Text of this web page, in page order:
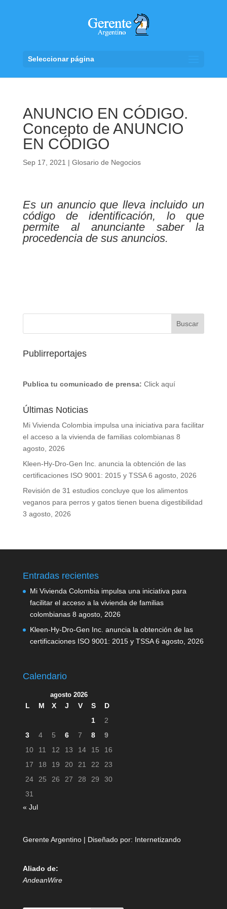
Seleccionar página
ANUNCIO EN CÓDIGO.
Concepto de ANUNCIO
EN CÓDIGO
Sep 17, 2021 | Glosario de Negocios
Es un anuncio que lleva incluido un
código de identificación, lo que
permite al anunciante saber la
procedencia de sus anuncios.
Publirreportajes
Publica tu comunicado de prensa: Click aquí
Últimas Noticias
Mi Vivienda Colombia impulsa una iniciativa para facilitar
el acceso a la vivienda de familias colombianas 8
agosto, 2026
Kleen-Hy-Dro-Gen Inc. anuncia la obtención de las
certificaciones ISO 9001: 2015 y TSSA 6 agosto, 2026
Revisión de 31 estudios concluye que los alimentos
veganos para perros y gatos tienen buena digestibilidad
3 agosto, 2026
Entradas recientes
Mi Vivienda Colombia impulsa una iniciativa para
facilitar el acceso a la vivienda de familias
colombianas 8 agosto, 2026
Kleen-Hy-Dro-Gen Inc. anuncia la obtención de las
certificaciones ISO 9001: 2015 y TSSA 6 agosto, 2026
Calendario
agosto 2026
L M X J V S
D
1
2
3
4 5 6 7 8
9
10
11 12 13 14 15
16
17
18 19 20 21 22
23
24
25 26 27 28 29
30
31
« Jul
Gerente Argentino | Diseñado por: Internetizando
Aliado de:
AndeanWire